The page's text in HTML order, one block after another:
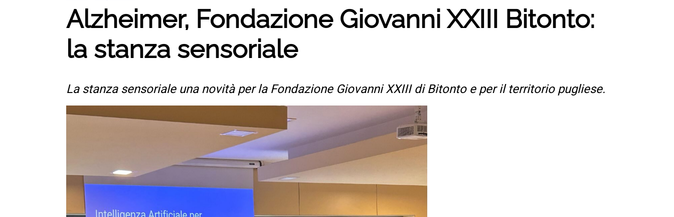
Alzheimer, Fondazione Giovanni XXIII Bitonto:
la stanza sensoriale
La stanza sensoriale una novità per la Fondazione Giovanni XXIII di Bitonto e per il territorio pugliese.